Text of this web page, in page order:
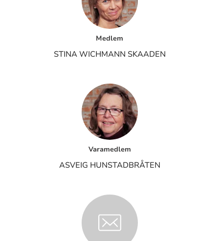
Medlem
STINA WICHMANN SKAADEN
Varamedlem
ASVEIG HUNSTADBRÅTEN